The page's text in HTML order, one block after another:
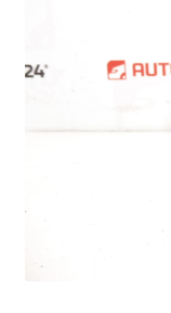
Levering
Min Konto